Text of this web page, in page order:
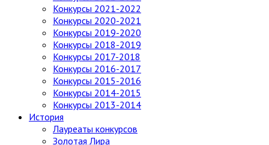
Конкурсы 2021-2022
Конкурсы 2020-2021
Конкурсы 2019-2020
Конкурсы 2018-2019
Конкурсы 2017-2018
Конкурсы 2016-2017
Конкурсы 2015-2016
Конкурсы 2014-2015
Конкурсы 2013-2014
История
Лауреаты конкурсов
Золотая Лира